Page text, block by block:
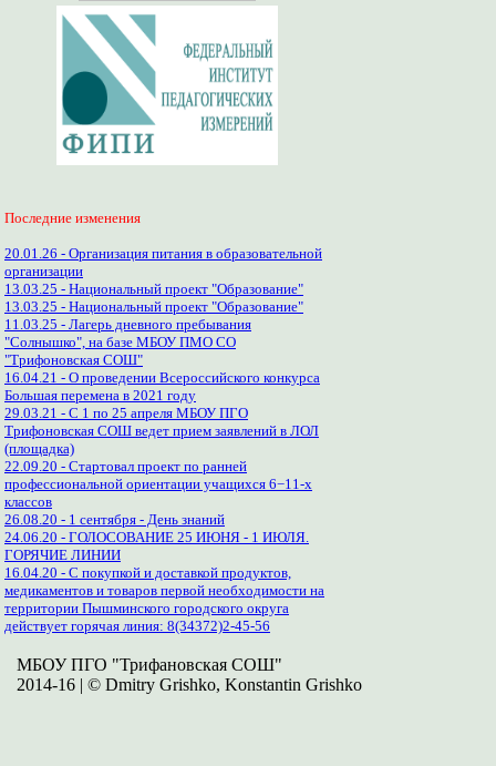
Последние изменения
20.01.26 - Организация питания в образовательной
организации
13.03.25 - Национальный проект "Образование"
13.03.25 - Национальный проект "Образование"
11.03.25 - Лагерь дневного пребывания
"Солнышко", на базе МБОУ ПМО СО
"Трифоновская СОШ"
16.04.21 - О проведении Всероссийского конкурса
Большая перемена в 2021 году
29.03.21 - С 1 по 25 апреля МБОУ ПГО
Трифоновская СОШ ведет прием заявлений в ЛОЛ
(площадка)
22.09.20 - Стартовал проект по ранней
профессиональной ориентации учащихся 6−11-х
классов
26.08.20 - 1 сентября - День знаний
24.06.20 - ГОЛОСОВАНИЕ 25 ИЮНЯ - 1 ИЮЛЯ.
ГОРЯЧИЕ ЛИНИИ
16.04.20 - С покупкой и доставкой продуктов,
медикаментов и товаров первой необходимости на
территории Пышминского городского округа
действует горячая линия: 8(34372)2-45-56
МБОУ ПГО "Трифановская СОШ"
2014-16 | © Dmitry Grishko, Konstantin Grishko